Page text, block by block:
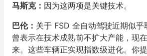
马斯克： 因为这两项是关键技术。
巴伦： 关于 FSD 全自动驾驶近期似
曾表示在技术成熟前不扩大产能，现
来。这些车辆正实现指数级进化。你